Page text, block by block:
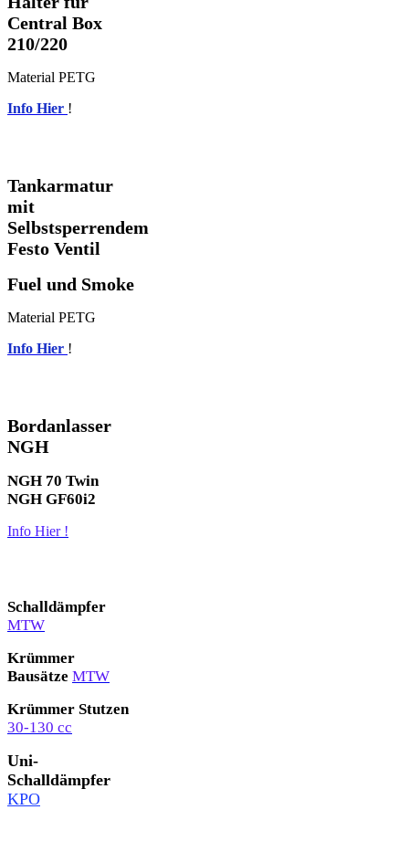
Central Box
210/220
Material PETG
Info Hier !
Tankarmatur
mit
Selbstsperrendem
Festo Ventil
Fuel und Smoke
Material PETG
Info Hier !
Bordanlasser
NGH
NGH 70 Twin
NGH GF60i2
Info Hier !
Schalldämpfer
MTW
Krümmer
Bausätze MTW
Krümmer Stutzen
30-130 cc
Uni-
Schalldämpfer
KPO